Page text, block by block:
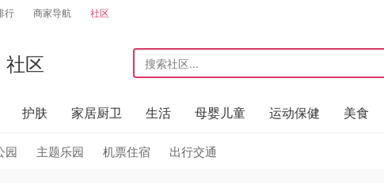
行 商家导航 社区
社区
护肤 家居厨卫 生活 母婴儿童 运动保健 美食
园 主题乐园 机票住宿 出行交通